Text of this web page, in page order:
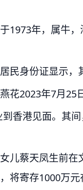
1973年，属牛
民身份证显示，
花2023年7月25
香港见面。其
儿蔡天凤生前
将寄存1000万